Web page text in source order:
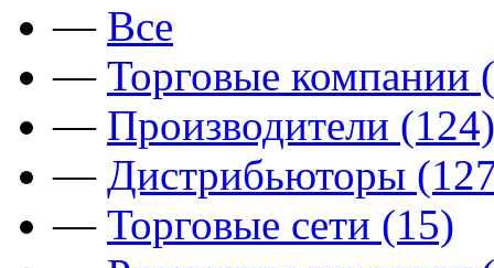
— Все
— Торговые компании
— Производители (124)
— Дистрибьюторы
— Торговые сети (15)